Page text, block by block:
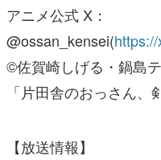
アニメ公式 X：
@ossan_kensei(
©佐賀崎しげる・鍋島
「片田舎のおっさん
【放送情報】